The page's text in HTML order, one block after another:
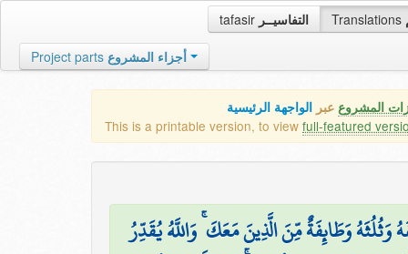
tafasir التفاسيــر Translations
Project parts أجزاء المشروع
المشروع عبر الواجهة الرئيسية
This is a printable version, to view full-featured
وَطَائِفَةٌ مِّنَ الَّذِينَ مَعَكَ ۚ وَاللَّهُ يُقَدِّرُ